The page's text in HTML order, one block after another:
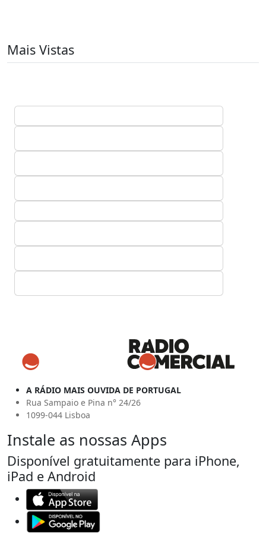
Mais Vistas
A RÁDIO MAIS OUVIDA DE PORTUGAL
Rua Sampaio e Pina n° 24/26
1099-044 Lisboa
Instale as nossas Apps
Disponível gratuitamente para iPhone,
iPad e Android